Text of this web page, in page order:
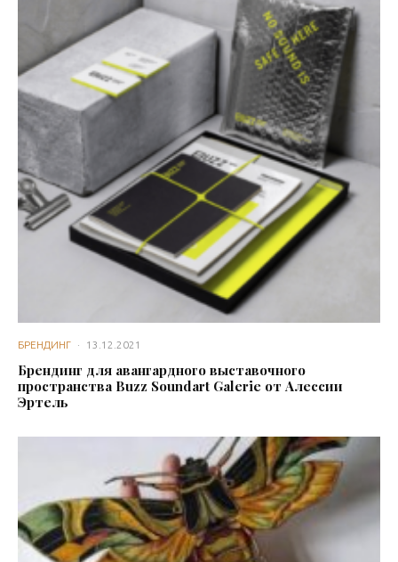
БРЕНДИНГ · 13.12.2021
Брендинг для авангардного выставочного
пространства Buzz Soundart Galerie от Алессии
Эртель